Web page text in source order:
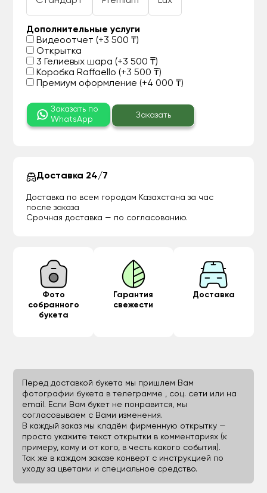
Дополнительные услуги
Видеоотчет (+3 500 ₸)
Открытка
3 Гелиевых шара (+3 500 ₸)
Коробка Raffaello (+3 500 ₸)
Премиум оформление (+4 000 ₸)
Заказать по
WhatsApp
Заказать
Доставка 24/7
Доставка по всем городам Казахстана за час
после заказа
Срочная доставка — по согласованию.
Фото
собранного
букета
Гарантия
свежести
Доставка
Перед доставкой букета мы пришлем Вам
фотографии букета в телеграмме , соц. сети или на
email. Если Вам букет не понравится, мы
согласовываем с Вами изменения.
В каждый заказ мы кладём фирменную открытку —
просто укажите текст открытки в комментариях (к
примеру, кому и от кого, в честь какого события).
Так же в каждом заказе конверт с инструкцией по
уходу за цветами и специальное средство.